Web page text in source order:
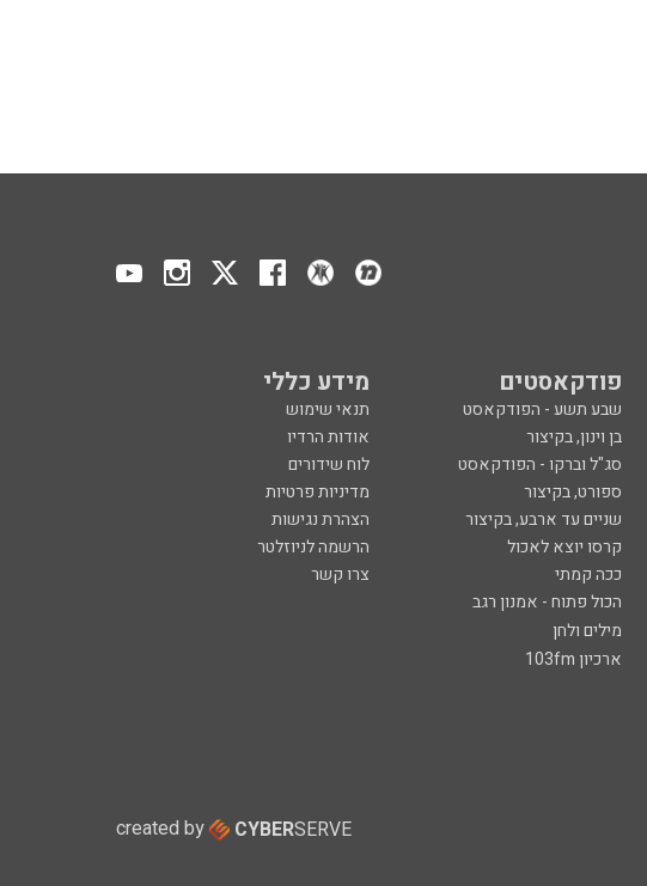
פודקאסטים מידע כללי
שבע תשע - הפודקאסט
תנאי שימוש
בן וינון, בקיצור
אודות הרדיו
סג"ל וברקו - הפודקאסט
לוח שידורים
ספורט, בקיצור
מדיניות פרטיות
שניים עד ארבע, בקיצור
הצהרת נגישות
קרסו יוצא לאכול
הרשמה לניוזלטר
ככה קמתי
צרו קשר
הכול פתוח - אמנון רגב
מילים ולחן
ארכיון 103fm
created by CYBERSERVE